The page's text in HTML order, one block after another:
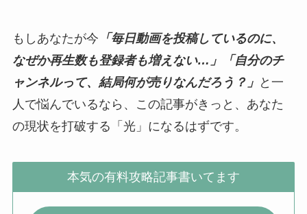
もしあなたが今 「毎日動画を投稿しているのに、
なぜか再生数も登録者も増えない…」「自分のチ
ャンネルって、結局何が売りなんだろう？」 と一
人で悩んでいるなら、この記事がきっと、あなた
の現状を打破する「光」になるはずです。
本気の有料攻略記事書いてます